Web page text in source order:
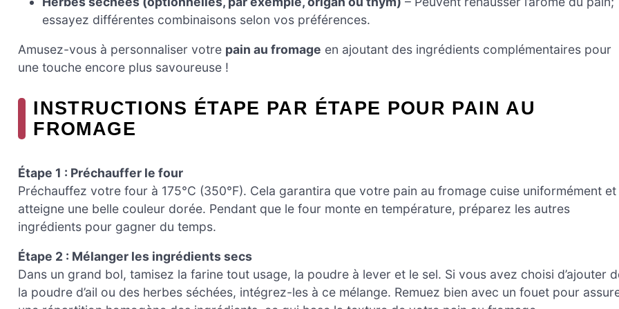
essayez différentes combinaisons selon vos préférences.
Amusez-vous à personnaliser votre pain au fromage en ajoutant des ingrédients complémentaires pour
une touche encore plus savoureuse !
INSTRUCTIONS ÉTAPE PAR ÉTAPE POUR PAIN AU
FROMAGE
Étape 1 : Préchauffer le four
Préchauffez votre four à 175°C (350°F). Cela garantira que votre pain au fromage cuise uniformément et
atteigne une belle couleur dorée. Pendant que le four monte en température, préparez les autres
ingrédients pour gagner du temps.
Étape 2 : Mélanger les ingrédients secs
Dans un grand bol, tamisez la farine tout usage, la poudre à lever et le sel. Si vous avez choisi d’ajouter
la poudre d’ail ou des herbes séchées, intégrez-les à ce mélange. Remuez bien avec un fouet pour